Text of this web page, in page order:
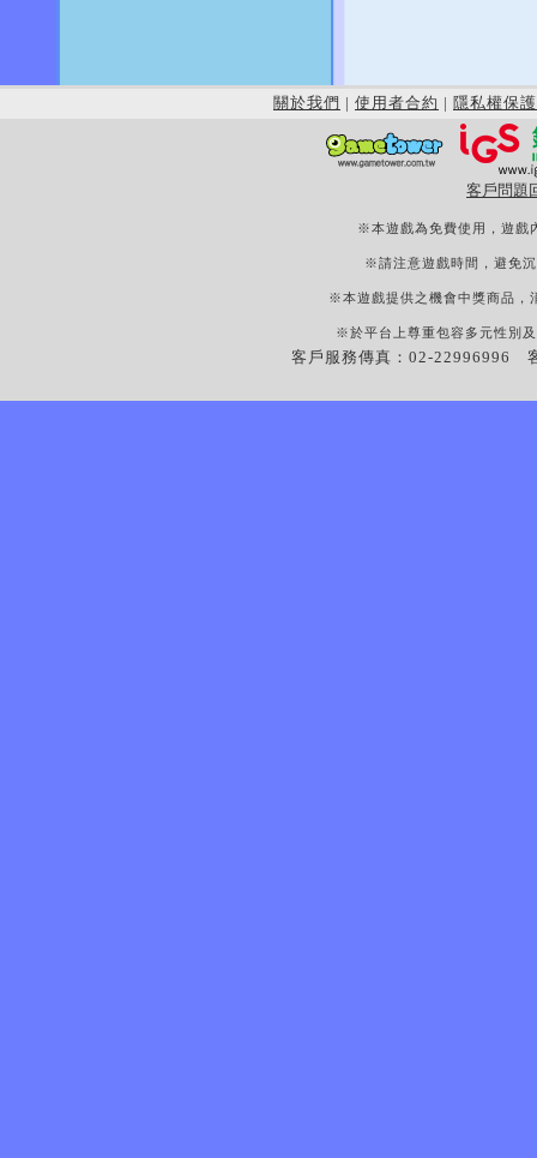
關於我們 | 使用者合約 | 隱私權保護
客戶問題
※本遊戲為免費使用，遊戲
※請注意遊戲時間，避免
※本遊戲提供之機會中獎商品，
※於平台上尊重包容多元性別
客戶服務傳真：02-22996996